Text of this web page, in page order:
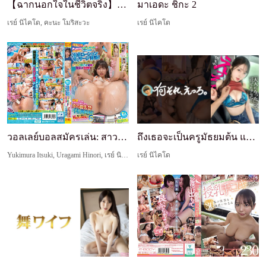
【ฉากนอกใจในชีวิตจริง】เมียร่านจมดิ่งในชู้สาว
เรย์ นิไคโด, คะนะ โมริสะวะ
มาเอดะ ชิกะ 2
เรย์ นิไคโด
วอลเลย์บอลสมัครเล่น: สาวบิกินี่เจอทักที่หาดโชนัน ...
Yukimura Itsuki, Uragami Hinori, เรย์ นิไคโด
ถึงเธอจะเป็นครูมัธยมต้น แต่พอควยถูกจับปุ๊บ เธอก็เ...
เรย์ นิไคโด